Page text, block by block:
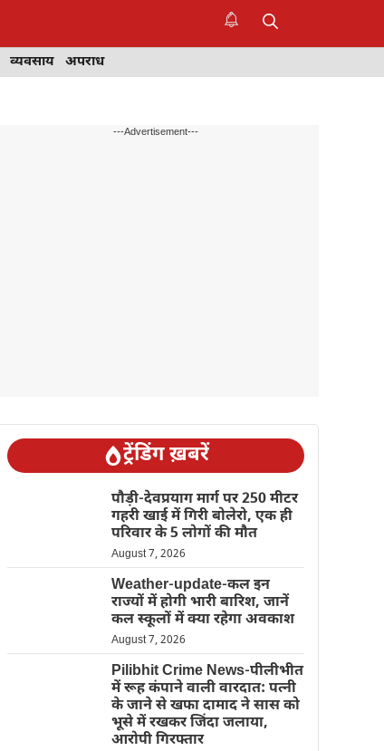
व्यवसाय अपराध
---Advertisement---
ट्रेंडिंग ख़बरें
पौड़ी-देवप्रयाग मार्ग पर 250 मीटर
गहरी खाई में गिरी बोलेरो, एक ही
परिवार के 5 लोगों की मौत
August 7, 2026
Weather-update-कल इन
राज्यों में होगी भारी बारिश, जानें
कल स्कूलों में क्या रहेगा अवकाश
August 7, 2026
Pilibhit Crime News-पीलीभीत
में रूह कंपाने वाली वारदात: पत्नी
के जाने से खफा दामाद ने सास को
भूसे में रखकर जिंदा जलाया,
आरोपी गिरफ्तार